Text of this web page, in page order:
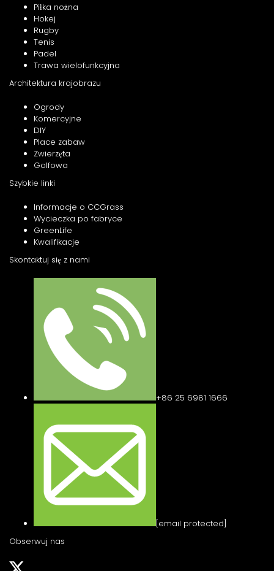
Piłka nożna
Hokej
Rugby
Tenis
Padel
Trawa wielofunkcyjna
Architektura krajobrazu
Ogrody
Komercyjne
DIY
Place zabaw
Zwierzęta
Golfowa
Szybkie linki
Informacje o CCGrass
Wycieczka po fabryce
GreenLife
Kwalifikacje
Skontaktuj się z nami
+86 25 6981 1666
[email protected]
Obserwuj nas